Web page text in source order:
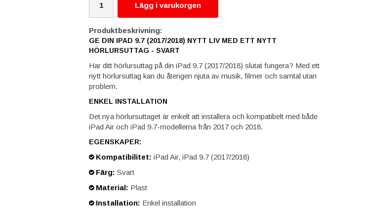
Lägg i varukorgen
Produktbeskrivning:
GE DIN IPAD 9.7 (2017/2018) NYTT LIV MED ETT NYTT
HÖRLURSUTTAG - SVART
Har ditt hörlursuttag på din iPad 9.7 (2017/2018) slutat fungera? Med ett
nytt hörlursuttag kan du återigen njuta av musik, filmer och samtal utan
problem.
ENKEL INSTALLATION
Det nya hörlursuttaget är enkelt att installera och kompatibelt med både
iPad Air och iPad 9.7-modellerna från 2017 och 2018.
EGENSKAPER:
Kompatibilitet: iPad Air, iPad 9.7 (2017/2018)
Färg: Svart
Material: Plast
Installation: Enkel installation